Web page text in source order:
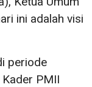
ini adalah visi
periode
PMII